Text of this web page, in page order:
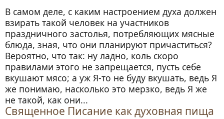
В самом деле, с каким настроением духа должен
взирать такой человек на участников
праздничного застолья, потребляющих мясные
блюда, зная, что они планируют причаститься?
Вероятно, что так: ну ладно, коль скоро
правилами этого не запрещается, пусть себе
вкушают мясо; а уж Я-то не буду вкушать, ведь Я
же понимаю, насколько это мерзко, ведь Я же
не такой, как они...
Священное Писание как духовная пища